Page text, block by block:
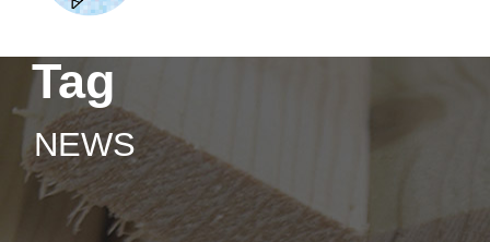
Tag
NEWS